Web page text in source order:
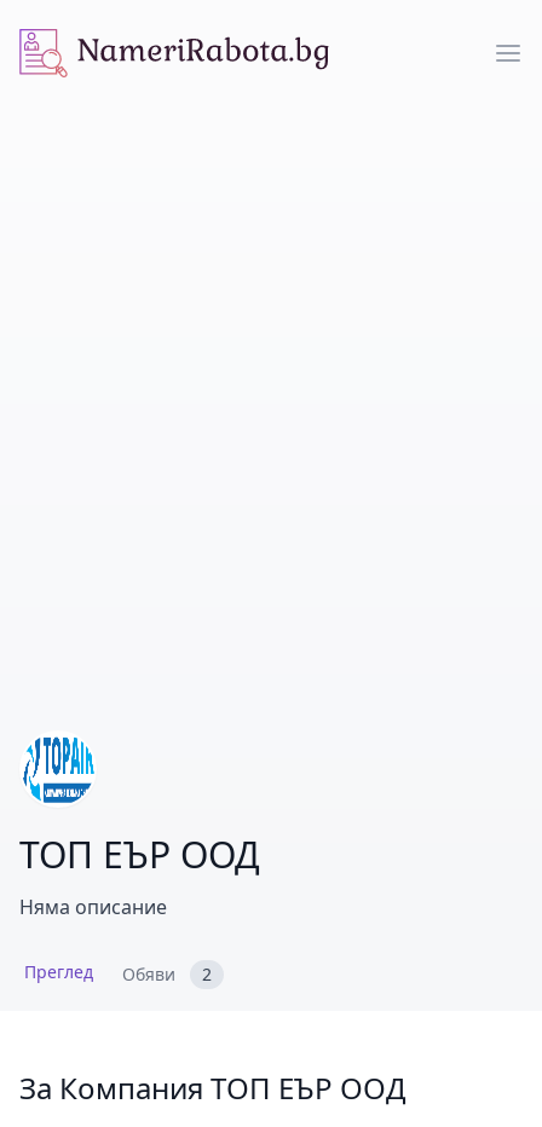
NameriRabota.bg
ТОП ЕЪР ООД
Няма описание
Преглед Обяви 2
За Компания ТОП ЕЪР ООД